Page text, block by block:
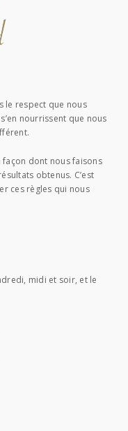
le respect que nous
nourrissent que nous
dont nous faisons
obtenus. C’est
ces règles qui nous
midi et soir, et le